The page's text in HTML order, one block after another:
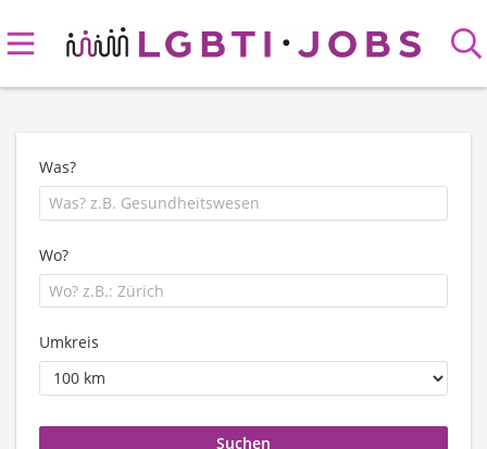
Was?
Wo?
Umkreis